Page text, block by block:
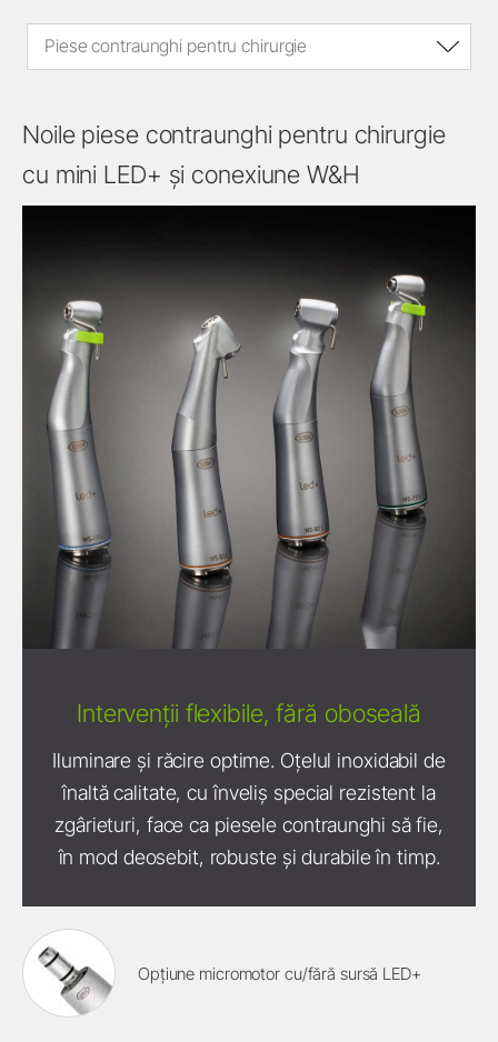
Piese contraunghi pentru chirurgie
Noile piese contraunghi pentru chirurgie
cu mini LED+ și conexiune W&H
Intervenții flexibile, fără oboseală
Iluminare și răcire optime. Oțelul inoxidabil de
înaltă calitate, cu înveliș special rezistent la
zgârieturi, face ca piesele contraunghi să fie,
în mod deosebit, robuste și durabile în timp.
Opțiune micromotor cu/fără sursă LED+